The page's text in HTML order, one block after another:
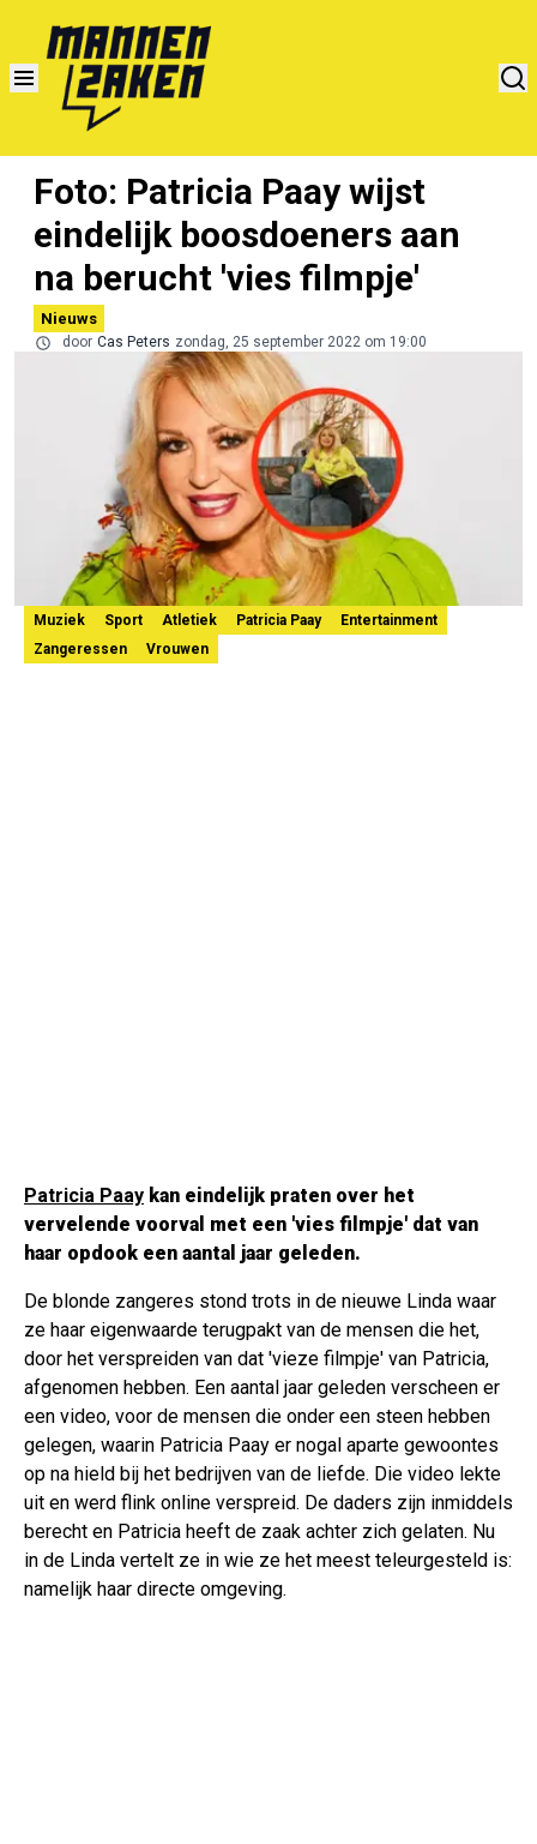
Foto: Patricia Paay wijst
eindelijk boosdoeners aan
na berucht 'vies filmpje'
Nieuws
door Cas Peters zondag, 25 september 2022 om 19:00
Muziek Sport Atletiek Patricia Paay
Entertainment
Zangeressen
Vrouwen
Patricia Paay kan eindelijk praten over het
vervelende voorval met een 'vies filmpje' dat van
haar opdook een aantal jaar geleden.
De blonde zangeres stond trots in de nieuwe Linda waar
ze haar eigenwaarde terugpakt van de mensen die het,
door het verspreiden van dat 'vieze filmpje' van Patricia,
afgenomen hebben. Een aantal jaar geleden verscheen er
een video, voor de mensen die onder een steen hebben
gelegen, waarin Patricia Paay er nogal aparte gewoontes
op na hield bij het bedrijven van de liefde. Die video lekte
uit en werd flink online verspreid. De daders zijn inmiddels
berecht en Patricia heeft de zaak achter zich gelaten. Nu
in de Linda vertelt ze in wie ze het meest teleurgesteld is:
namelijk haar directe omgeving.